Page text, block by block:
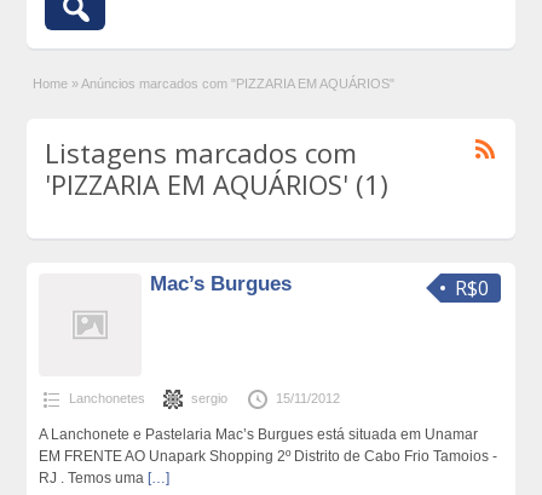
Home » Anúncios marcados com "PIZZARIA EM AQUÁRIOS"
Listagens marcados com
'PIZZARIA EM AQUÁRIOS' (1)
R$0
Mac’s Burgues
Lanchonetes sergio 15/11/2012
A Lanchonete e Pastelaria Mac’s Burgues está situada em Unamar
EM FRENTE AO Unapark Shopping 2º Distrito de Cabo Frio Tamoios -
RJ . Temos uma […]